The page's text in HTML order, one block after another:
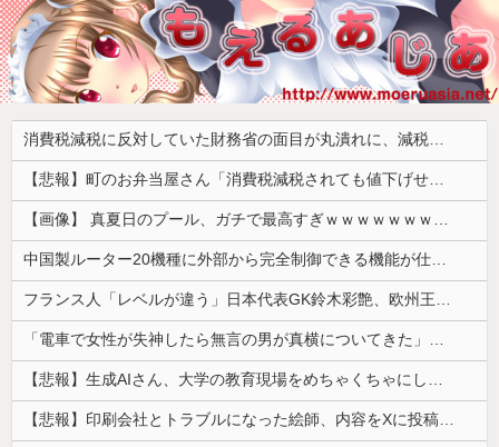
消費税減税に反対していた財務省の面目が丸潰れに、減税が決まった途端に市場が動き出したが……
【悲報】町のお弁当屋さん「消費税減税されても値下げせず全て利益にする！」と宣言しネットで物議 → ｗｗｗｗｗｗｗｗｗｗｗｗｗｗ
【画像】 真夏日のプール、ガチで最高すぎｗｗｗｗｗｗｗｗｗｗ
中国製ルーター20機種に外部から完全制御できる機能が仕込まれていたことが判明・・・
フランス人「レベルが違う」日本代表GK鈴木彩艶、欧州王者PSG移籍間近に!?超絶プレー集を見た現地サポの本音がこれ！(動画あり)【海外の反応】
「電車で女性が失神したら無言の男が真横についてきた」とタレントが主張、虚言疑惑が出ると「その男の垢を発見した」と追加主張するも……
【悲報】生成AIさん、大学の教育現場をめちゃくちゃにしてしまう
【悲報】印刷会社とトラブルになった絵師、内容をXに投稿→物議を醸すｗｗｗｗ